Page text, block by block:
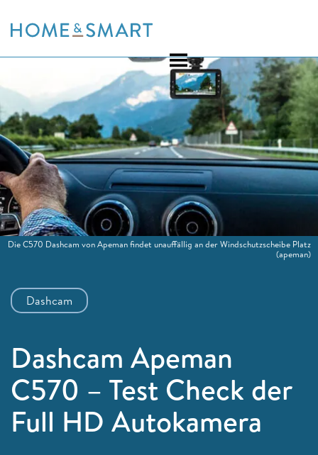
to
Dashcam
Dashcam Apeman
C570 – Test Check der
Full HD Autokamera
Die C570 Dashcam von Apeman findet unauffällig an der Windschutzscheibe Platz
(apeman)